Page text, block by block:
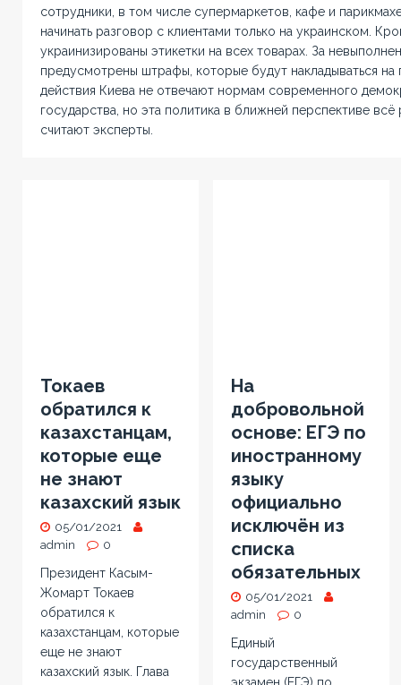
сотрудники, в том числе супермаркетов, кафе и
начинать разговор с клиентами только на украинском.
украинизированы этикетки на всех товарах. За
предусмотрены штрафы, которые будут накладываться на
действия Киева не отвечают нормам современного
государства, но эта политика в ближней перспективе
считают эксперты.
Токаев
обратился к
казахстанцам,
которые еще
не знают
казахский язык
05/01/2021
admin
0
Президент Касым-
Жомарт Токаев
обратился к
казахстанцам, которые
еще не знают
казахский язык. Глава
На
добровольной
основе: ЕГЭ по
иностранному
языку
официально
исключён из
списка
обязательных
05/01/2021
admin
0
Единый
государственный